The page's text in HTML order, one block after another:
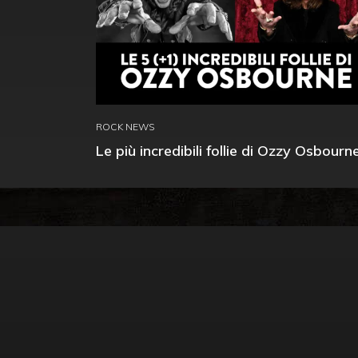
ROCK NEWS
Le più incredibili follie di Ozzy